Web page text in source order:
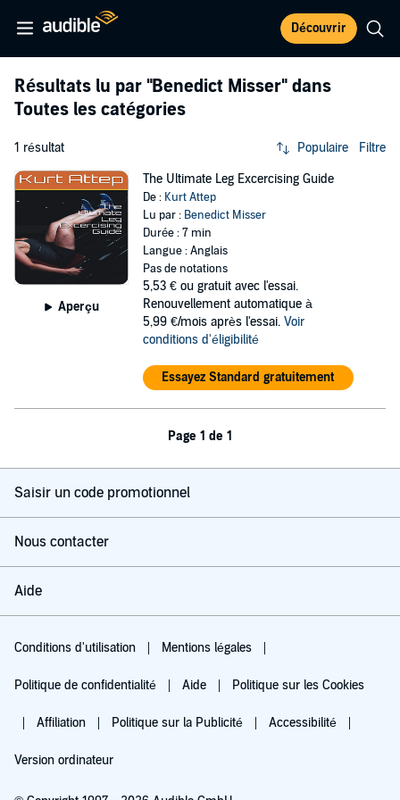
Découvrir
Résultats lu par "Benedict Misser" dans
Toutes les catégories
1 résultat Populaire Filtre
Aperçu
The Ultimate Leg Excercising Guide
De : Kurt Attep
Lu par : Benedict Misser
Durée : 7 min
Langue : Anglais
Pas de notations
5,53 € ou gratuit avec l'essai.
Renouvellement automatique à
5,99 €/mois après l'essai. Voir
conditions d'éligibilité
Essayez Standard gratuitement
Page 1 de 1
Saisir un code promotionnel
Nous contacter
Aide
Conditions d'utilisation Mentions légales
Politique de confidentialité Aide Politique sur les Cookies
Affiliation Politique sur la Publicité Accessibilité
Version ordinateur